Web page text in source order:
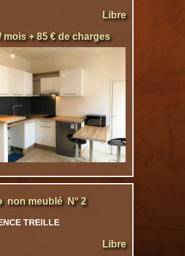
Libre
mois + 85 € de charges
non meublé N° 2
TREILLE
Libre